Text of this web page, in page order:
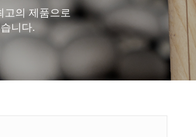
고의 제품으로
니다.